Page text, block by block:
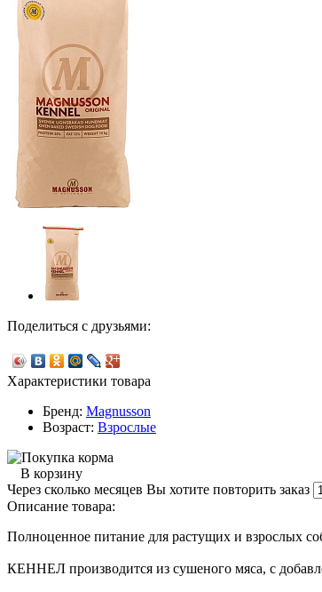
Поделиться с друзьями:
Характеристики товара
Бренд: Magnusson
Возраст: Взрослые
В корзину
Через сколько месяцев Вы хотите повторить заказ
Описание товара:
Полноценное питание для растущих и взрослых
КЕННЕЛ производится из сушеного мяса, с